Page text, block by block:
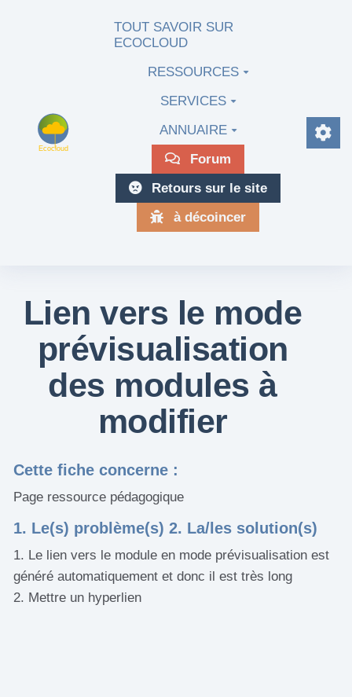
Aller au contenu principal
TOUT SAVOIR SUR
ECOCLOUD
RESSOURCES
SERVICES
ANNUAIRE
Forum
Retours sur le site
à décoincer
Lien vers le mode
prévisualisation
des modules à
modifier
Cette fiche concerne :
Page ressource pédagogique
1. Le(s) problème(s) 2. La/les solution(s)
1. Le lien vers le module en mode prévisualisation est
généré automatiquement et donc il est très long
2. Mettre un hyperlien